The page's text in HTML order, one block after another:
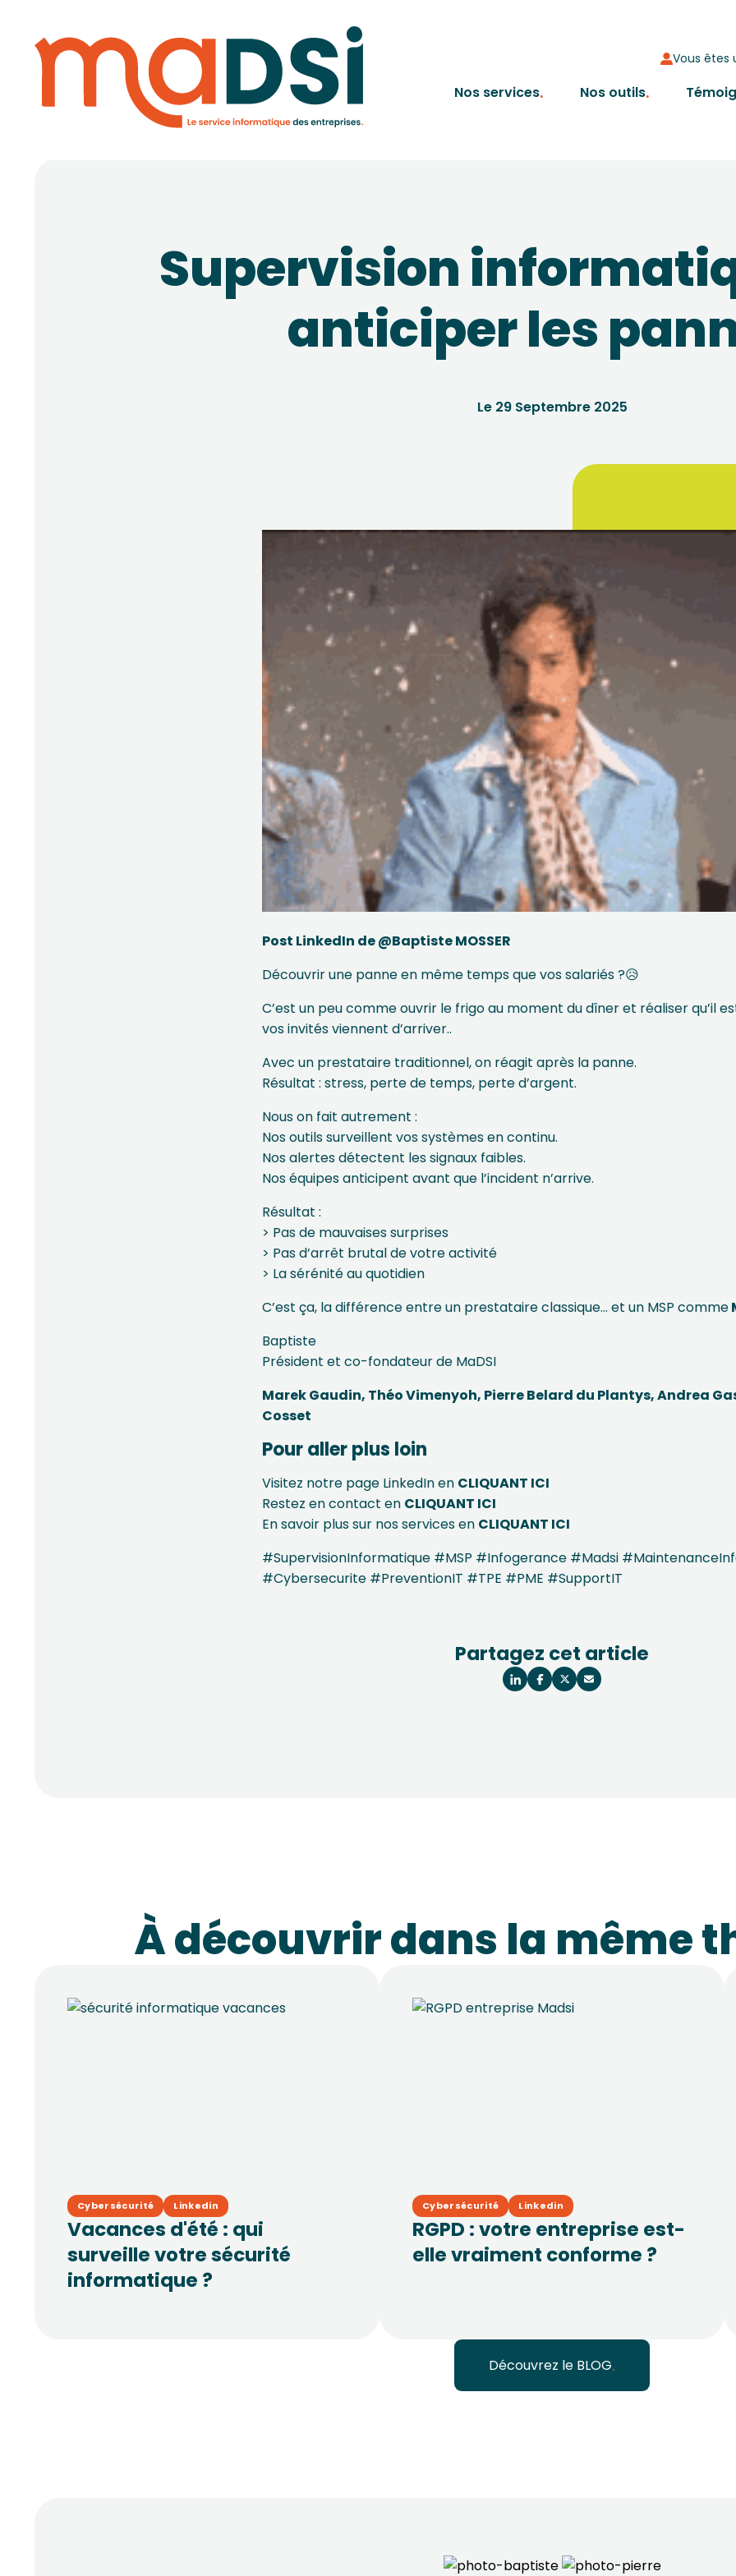
Vous êtes
Nos services Nos outils
Supervision
anticiper les
Le 29 Septembre 2025
Post LinkedIn de @Baptiste MOSSER
Découvrir une panne en même temps que vos salariés ?😥
C’est un peu comme ouvrir le frigo au moment du dîner et réaliser qu’il
vos invités viennent d’arriver..
Avec un prestataire traditionnel, on réagit après la panne.
Résultat : stress, perte de temps, perte d’argent.
Nous on fait autrement :
Nos outils surveillent vos systèmes en continu.
Nos alertes détectent les signaux faibles.
Nos équipes anticipent avant que l’incident n’arrive.
Résultat :
> Pas de mauvaises surprises
> Pas d’arrêt brutal de votre activité
> La sérénité au quotidien
C’est ça, la différence entre un prestataire classique… et un MSP comme
Baptiste
Président et co-fondateur de MaDSI
Marek Gaudin, Théo Vimenyoh, Pierre Belard du Plantys,Andrea
Cosset
Pour aller plus loin
Visitez notre page LinkedIn en CLIQUANT ICI
Restez en contact en CLIQUANT ICI
En savoir plus sur nos services en CLIQUANT ICI
#SupervisionInformatique #MSP #Infogerance #Madsi
#Cybersecurite #PreventionIT #TPE #PME #SupportIT
Partagez cet article
À découvrir dans la même
Cybersécurité Linkedin
Vacances d'été : qui
surveille votre sécurité
informatique ?
Cybersécurité Linkedin
RGPD : votre entreprise est-
elle vraiment conforme ?
Découvrez le BLOG